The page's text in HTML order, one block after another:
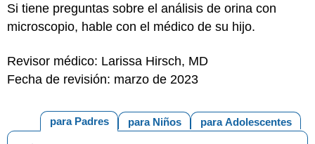
Si tiene preguntas sobre el análisis de orina con
microscopio, hable con el médico de su hijo.
Revisor médico: Larissa Hirsch, MD
Fecha de revisión: marzo de 2023
para Adolescentes
para Niños
para Padres